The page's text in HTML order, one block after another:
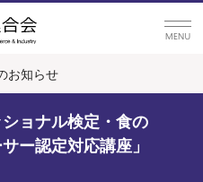
お知らせ
ョナル検定・食の
ー認定対応講座」